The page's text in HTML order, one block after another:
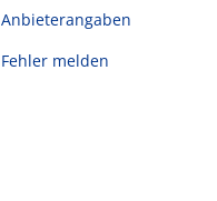
Anbieterangaben
Fehler melden